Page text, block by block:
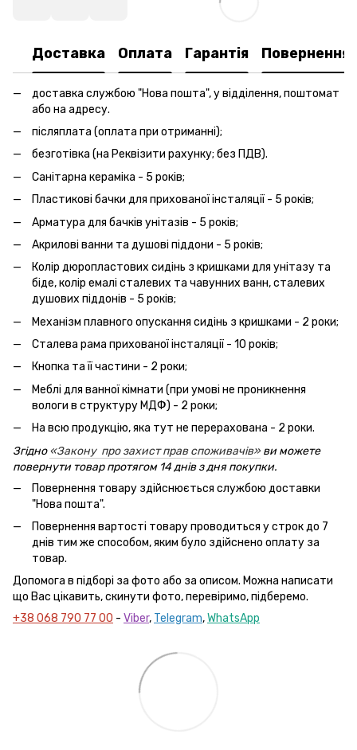
Доставка Оплата Гарантія Повернення
доставка службою "Нова пошта", у відділення, поштомат
або на адресу.
післяплата (оплата при отриманні);
безготівка (на Реквізити рахунку; без ПДВ).
Санітарна кераміка - 5 років;
Пластикові бачки для прихованої інсталяції - 5 років;
Арматура для бачків унітазів - 5 років;
Акрилові ванни та душові піддони - 5 років;
Колір дюропластових сидінь з кришками для унітазу та
біде, колір емалі сталевих та чавунних ванн, сталевих
душових піддонів - 5 років;
Механізм плавного опускання сидінь з кришками - 2 роки;
Сталева рама прихованої інсталяції - 10 років;
Кнопка та її частини - 2 роки;
Меблі для ванної кімнати (при умові не проникнення
вологи в структуру МДФ) - 2 роки;
На всю продукцію, яка тут не перерахована - 2 роки.
Згідно«Закону про захист прав споживачів» ви можете
повернути товар протягом 14 днів з дня покупки.
Повернення товару здійснюється службою доставки
"Нова пошта".
Повернення вартості товару проводиться у строк до 7
днів тим же способом, яким було здійснено оплату за
товар.
Допомога в підборі за фото або за описом. Можна написати
що Вас цікавить, скинути фото, перевіримо, підберемо.
+38 068 790 77 00 - Viber, Telegram,WhatsApp